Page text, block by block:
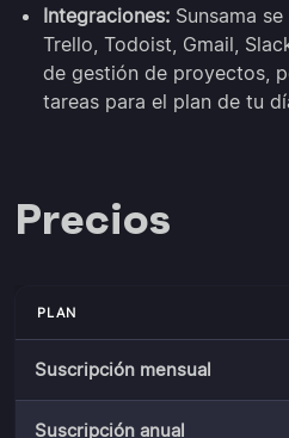
Integraciones: Sunsama
Trello, Todoist, Gmail,
de gestión de proyectos,
tareas para el plan de tu
Precios
PLAN
Suscripción mensual
Suscripción anual